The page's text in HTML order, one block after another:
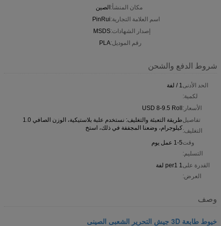
مكان المنشأ:الصين
اسم العلامة التجارية:PinRui
إصدار الشهادات:MSDS
رقم الموديل:PLA
شروط الدفع والشحن
الحد الأدنى
لكمية:
1 / لفة
الأسعار:USD 8-9.5 Roll
تفاصيل
التغليف:
طريقة التعبئة والتغليف: نستخدم علبة بلاستيكية، الوزن الصافي 1.0
كيلوجرام، وضعنا المجففة في ذلك، استخ
وقت
التسليم:
1-5 عمل يوم
القدرة على
العرض:
1 per1 لفة
وصف
خيوط طابعة 3D جيش التحرير الشعبى الصينى